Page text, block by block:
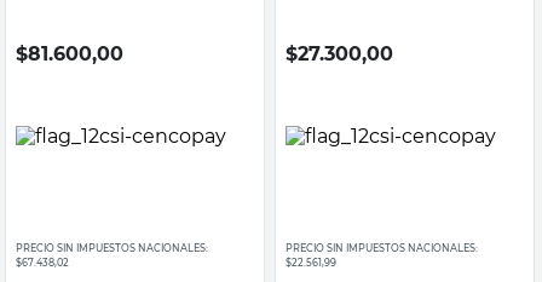
$81.600,00
PRECIO SIN IMPUESTOS NACIONALES:
$67.438,02
$27.300,00
PRECIO SIN IMPUESTOS NACIONALES:
$22.561,99